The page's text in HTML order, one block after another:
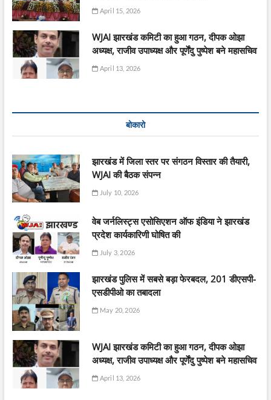
April 15, 2026
WJAI झारखंड कमिटी का हुआ गठन, दीपक ओझा
अध्यक्ष, राजीव उपाध्यक्ष और पूर्णेंदु पुष्पेश बने महासचिव
April 13, 2026
बोकारो
झारखंड में जिला स्तर पर संगठन विस्तार की तैयारी,
WJAI की बैठक संपन्न
July 10, 2026
वेब जर्नलिस्ट्स एसोसिएशन ऑफ इंडिया ने झारखंड
प्रदेश कार्यकारिणी घोषित की
July 3, 2026
झारखंड पुलिस में सबसे बड़ा फेरबदल, 201 डीएसपी-
एसडीपीओ का तबादला
May 20, 2026
WJAI झारखंड कमिटी का हुआ गठन, दीपक ओझा
अध्यक्ष, राजीव उपाध्यक्ष और पूर्णेंदु पुष्पेश बने महासचिव
April 13, 2026